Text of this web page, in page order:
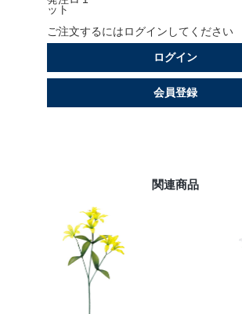
ット
ご注文するにはログインしてください
ログイン
会員登録
関連商品